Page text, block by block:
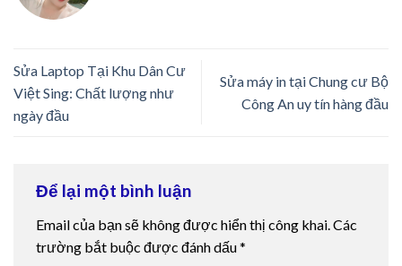
Sửa Laptop Tại Khu Dân Cư
Việt Sing: Chất lượng như
ngày đầu
Sửa máy in tại Chung cư Bộ
Công An uy tín hàng đầu
Để lại một bình luận
Email của bạn sẽ không được hiển thị công khai. Các
trường bắt buộc được đánh dấu*